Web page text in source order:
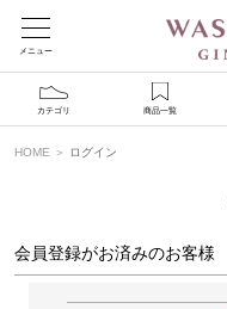
メニュー
カテゴリ 商品一覧
HOME ログイン
会員登録がお済みのお客様